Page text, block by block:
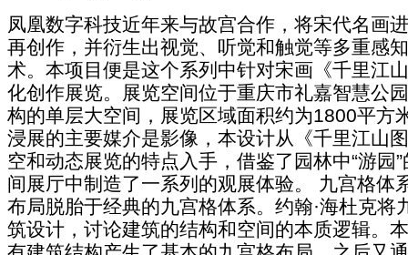
凤凰数字科技近年来与故宫合作，将宋代名画
再创作，并衍生出视觉、听觉和触觉等多重感
术。本项目便是这个系列中针对宋画《千里江
化创作展览。展览空间位于重庆市礼嘉智慧公
构的单层大空间，展览区域面积约为1800平方
浸展的主要媒介是影像，本设计从《千里江山
空和动态展览的特点入手，借鉴了园林中“游园
间展厅中制造了一系列的观展体验。 九宫格体
布局脱胎于经典的九宫格体系。约翰·海杜克将
筑设计，讨论建筑的结构和空间的本质逻辑。